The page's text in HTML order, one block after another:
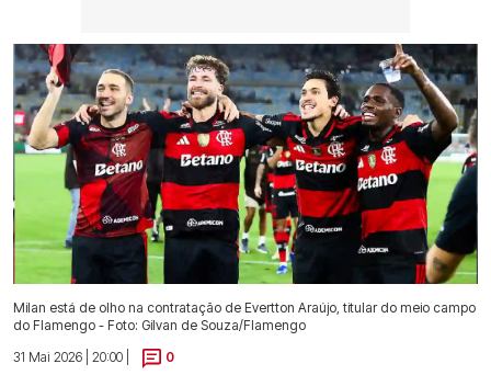
Milan está de olho na contratação de Evertton Araújo, titular do meio campo
do Flamengo - Foto: Gilvan de Souza/Flamengo
31 Mai 2026 | 20:00 |
0